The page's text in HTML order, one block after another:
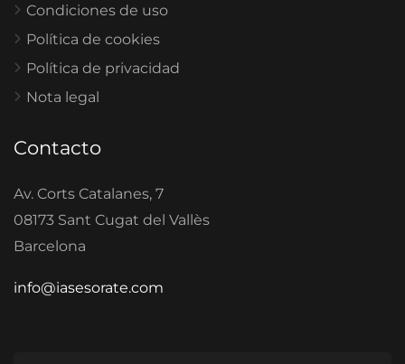
Condiciones de uso
Política de cookies
Política de privacidad
Nota legal
Contacto
Av. Corts Catalanes, 7
08173 Sant Cugat del Vallès
Barcelona
info@iasesorate.com